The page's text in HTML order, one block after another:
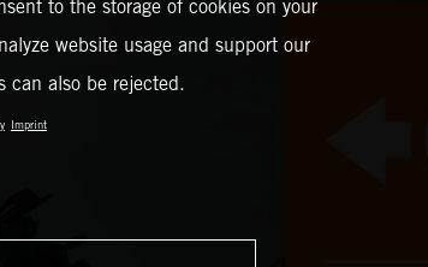
to the storage of cookies on your
website usage and support our
can also be rejected.
Imprint